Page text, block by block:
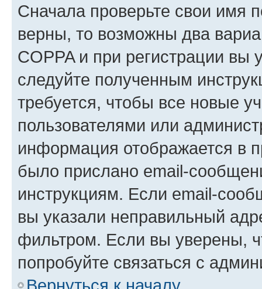
Сначала проверьте свои имя
верны, то возможны два
COPPA и при регистрации вы
следуйте полученным
требуется, чтобы все новые
пользователями или
информация отображается в
было прислано email-
инструкциям. Если email-
вы указали неправильный
фильтром. Если вы уверены,
попробуйте связаться с
Вернуться к началу